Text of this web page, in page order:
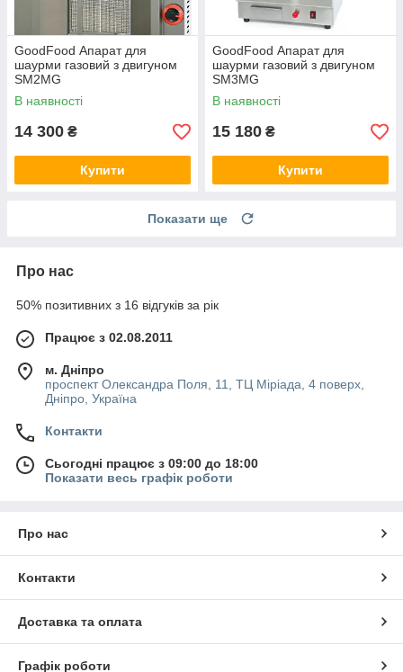
GoodFood Апарат для
шаурми газовий з двигуном
SM2MG
В наявності
14 300 ₴
Купити
GoodFood Апарат для
шаурми газовий з двигуном
SM3MG
В наявності
15 180 ₴
Купити
Показати ще
Про нас
50% позитивних з 16 відгуків за рік
Працює з 02.08.2011
м. Дніпро
проспект Олександра Поля, 11, ТЦ Міріада, 4 поверх,
Дніпро, Україна
Контакти
Сьогодні працює з 09:00 до 18:00
Показати весь графік роботи
Про нас
Контакти
Доставка та оплата
Графік роботи